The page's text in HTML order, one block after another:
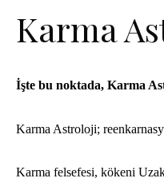
Karma
İşte bu noktada, Karma
Karma Astroloji;
Karma felsefesi, kökeni